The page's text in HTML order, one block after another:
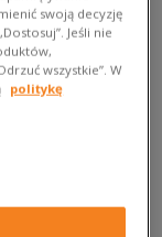
jeśli żyjesz w
w sam raz. I
logo
oraz czarną
u Ciebie
swoją decyzję
Jeśli nie
wszystkie”. W
politykę